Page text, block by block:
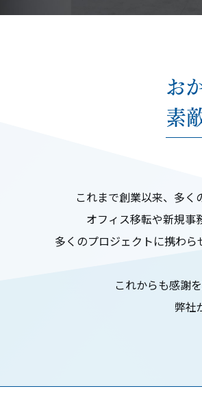
お
素
これまで創業以来、多く
オフィス移転や新規事
多くのプロジェクトに携わら
これからも感謝
弊社